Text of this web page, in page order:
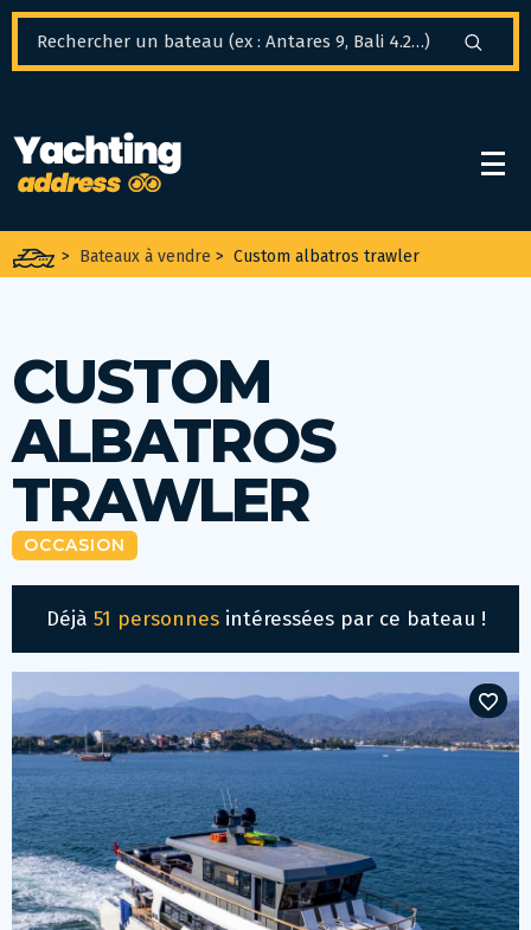
> Bateaux à vendre > Custom albatros trawler
CUSTOM
ALBATROS
TRAWLER
OCCASION
Déjà 51 personnesintéressées par ce bateau !
Panneau de gestion des cookies